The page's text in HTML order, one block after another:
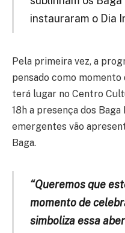
instauraram o Dia
Pela primeira vez, a
pensado como momento
terá lugar no Centro
18h a presença dos
emergentes vão
Baga.
“Queremos que
momento de
simboliza essa